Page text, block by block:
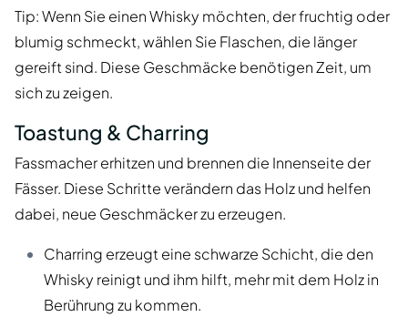
Tip: Wenn Sie einen Whisky möchten, der fruchtig oder
blumig schmeckt, wählen Sie Flaschen, die länger
gereift sind. Diese Geschmäcke benötigen Zeit, um
sich zu zeigen.
Toastung & Charring
Fassmacher erhitzen und brennen die Innenseite der
Fässer. Diese Schritte verändern das Holz und helfen
dabei, neue Geschmäcker zu erzeugen.
Charring erzeugt eine schwarze Schicht, die den
Whisky reinigt und ihm hilft, mehr mit dem Holz in
Berührung zu kommen.